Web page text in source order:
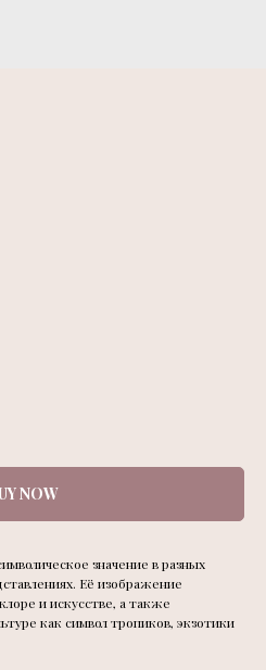
NOW
значение в разных
Её изображение
и искусстве, а также
как символ тропиков, экзотики